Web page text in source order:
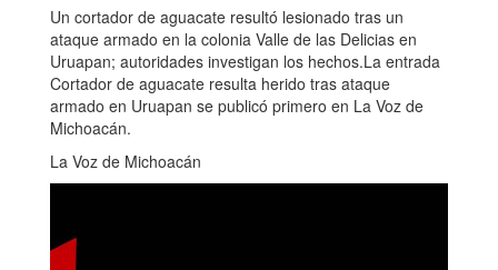
Un cortador de aguacate resultó lesionado tras un
ataque armado en la colonia Valle de las Delicias en
Uruapan; autoridades investigan los hechos.La entrada
Cortador de aguacate resulta herido tras ataque
armado en Uruapan se publicó primero en La Voz de
Michoacán.
La Voz de Michoacán